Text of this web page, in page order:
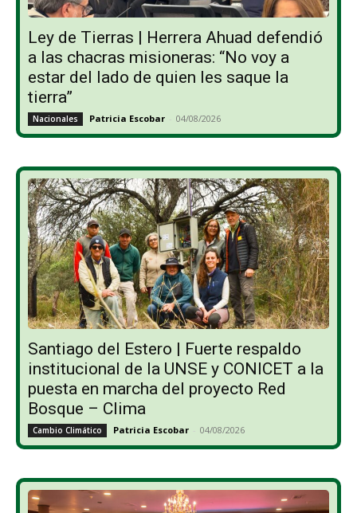
Ley de Tierras | Herrera Ahuad defendió
a las chacras misioneras: “No voy a
estar del lado de quien les saque la
tierra”
Nacionales Patricia Escobar - 04/08/2026
Santiago del Estero | Fuerte respaldo
institucional de la UNSE y CONICET a la
puesta en marcha del proyecto Red
Bosque – Clima
Cambio Climático Patricia Escobar - 04/08/2026